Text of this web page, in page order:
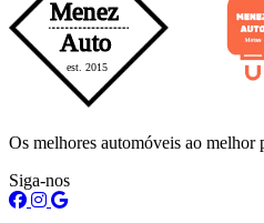
Os melhores automóveis ao melhor
Siga-nos